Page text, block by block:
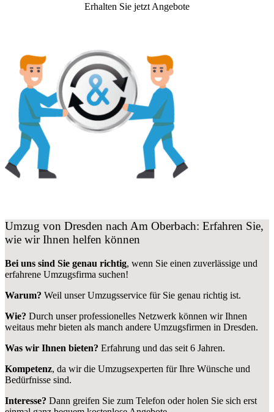
Erhalten Sie jetzt Angebote
Umzug von Dresden nach Am Oberbach: Erfahren Sie,
wie wir Ihnen helfen können
Bei uns sind Sie genau richtig, wenn Sie einen zuverlässige und
erfahrene Umzugsfirma suchen!
Warum? Weil unser Umzugsservice für Sie genau richtig ist.
Wie? Durch unser professionelles Netzwerk können wir Ihnen
weitaus mehr bieten als manch andere Umzugsfirmen in Dresden.
Was wir Ihnen bieten? Erfahrung und das seit 6 Jahren.
Kompetenz, da wir die Umzugsexperten für Ihre Wünsche und
Bedürfnisse sind.
Interesse? Dann greifen Sie zum Telefon oder holen Sie sich erst